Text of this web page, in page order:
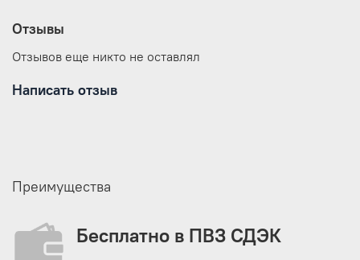
Отзывы
Отзывов еще никто не оставлял
Написать отзыв
Преимущества
Бесплатно в ПВЗ СДЭК